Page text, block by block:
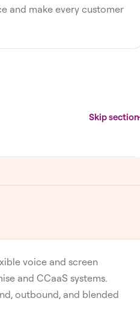
and make every customer
Skip section
voice and screen
and CCaaS systems.
outbound, and blended